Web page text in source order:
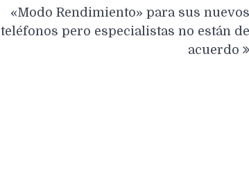
«Modo Rendimiento» para sus nuevos
teléfonos pero especialistas no están de
acuerdo